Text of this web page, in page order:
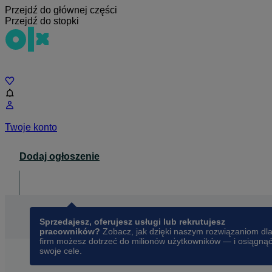
Przejdź do głównej części
Przejdź do stopki
Twoje konto
Dodaj ogłoszenie
Sprzedajesz, oferujesz usługi lub rekrutujesz
pracowników? Zobacz, jak dzięki naszym rozwiązaniom dla
firm możesz dotrzeć do milionów użytkowników — i osiągnąć
swoje cele.